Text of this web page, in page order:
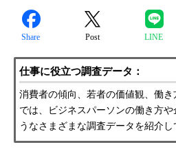
Share Post LINE
仕事に役立つ調査データ：
消費者の傾向、若者の価値観、働
では、ビジネスパーソンの働き方
うなさまざまな調査データを紹介し